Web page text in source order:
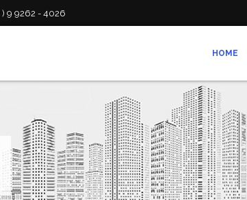
) 9 9262 - 4026
HOME